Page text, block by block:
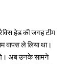
हेड की जगह टीम
वापस ले लिया था।
अब उनके सामने